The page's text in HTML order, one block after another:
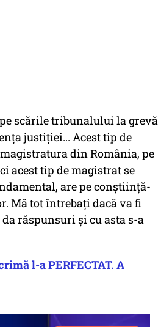
scările tribunalului la grevă
justiției... Acest tip de
din România, pe
acest tip de magistrat se
are pe conștiință-
Mă tot întrebați dacă va fi
răspunsuri și cu asta s-a
l-a PERFECTAT. A